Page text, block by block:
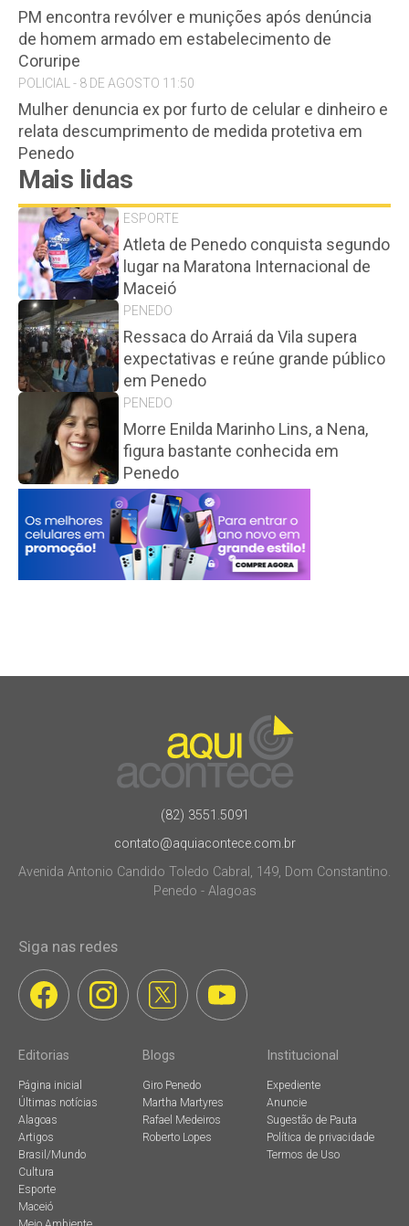
PM encontra revólver e munições após denúncia
de homem armado em estabelecimento de
Coruripe
POLICIAL - 8 DE AGOSTO 11:50
Mulher denuncia ex por furto de celular e dinheiro e
relata descumprimento de medida protetiva em
Penedo
Mais lidas
ESPORTE
Atleta de Penedo conquista segundo
lugar na Maratona Internacional de
Maceió
PENEDO
Ressaca do Arraiá da Vila supera
expectativas e reúne grande público
em Penedo
PENEDO
Morre Enilda Marinho Lins, a Nena,
figura bastante conhecida em
Penedo
(82) 3551.5091
contato@aquiacontece.com.br
Avenida Antonio Candido Toledo Cabral, 149, Dom Constantino.
Penedo - Alagoas
Siga nas redes
Editorias
Página inicial
Últimas notícias
Alagoas
Artigos
Brasil/Mundo
Cultura
Esporte
Maceió
Blogs
Giro Penedo
Martha Martyres
Rafael Medeiros
Roberto Lopes
Institucional
Expediente
Anuncie
Sugestão de Pauta
Política de privacidade
Termos de Uso